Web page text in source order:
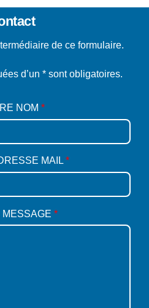
de ce formulaire.
d’un * sont obligatoires.
NOM *
MAIL *
*